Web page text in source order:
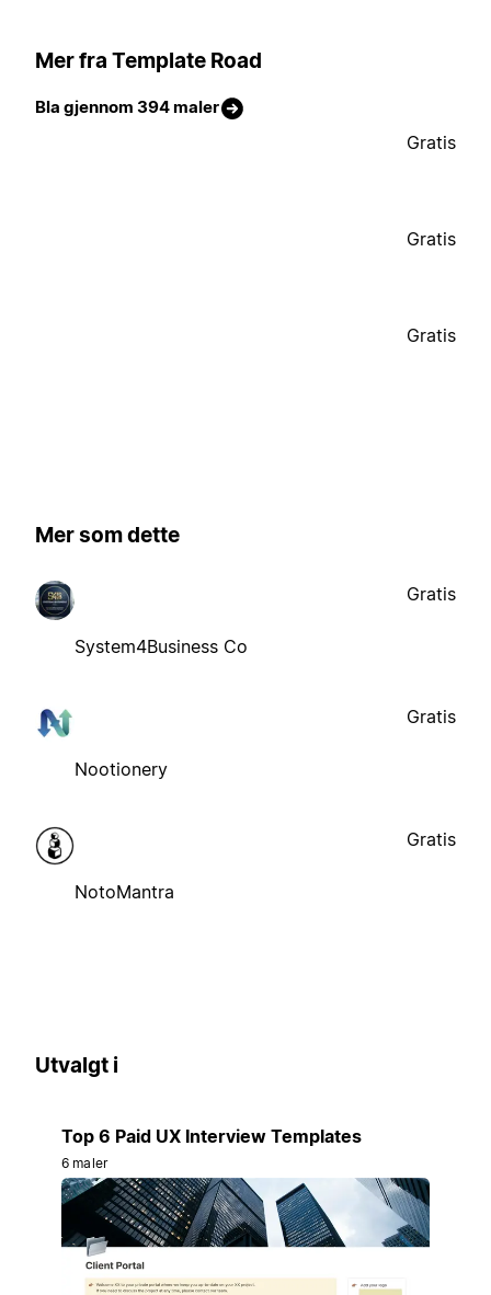
Mer fra Template Road
Bla gjennom 394 maler
Gratis
Gratis
Gratis
Mer som dette
System4Business Co
Gratis
Nootionery
Gratis
NotoMantra
Gratis
Utvalgt i
Top 6 Paid UX Interview Templates
6 maler